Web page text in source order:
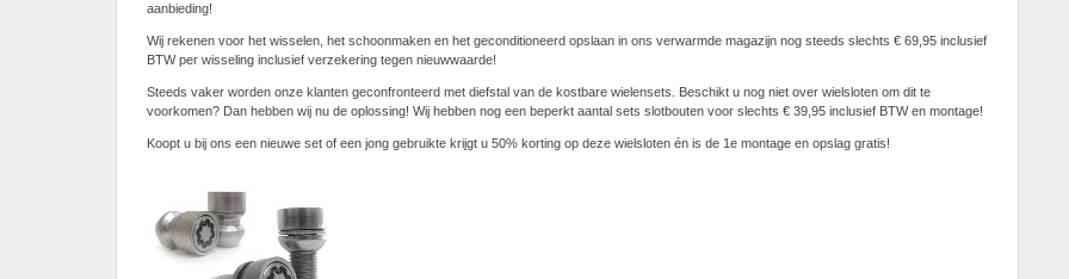
aanbieding!
Wij rekenen voor het wisselen, het schoonmaken en het geconditioneerd opslaan in ons verwarmde magazijn nog steeds slechts € 69,95 inclusief
BTW per wisseling inclusief verzekering tegen nieuwwaarde!
Steeds vaker worden onze klanten geconfronteerd met diefstal van de kostbare wielensets. Beschikt u nog niet over wielsloten om dit te
voorkomen? Dan hebben wij nu de oplossing! Wij hebben nog een beperkt aantal sets slotbouten voor slechts € 39,95 inclusief BTW en montage!
Koopt u bij ons een nieuwe set of een jong gebruikte krijgt u 50% korting op deze wielsloten én is de 1e montage en opslag gratis!